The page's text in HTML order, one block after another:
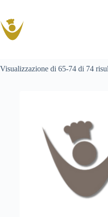
contenuto
Visualizzazione di 65-74 di 74